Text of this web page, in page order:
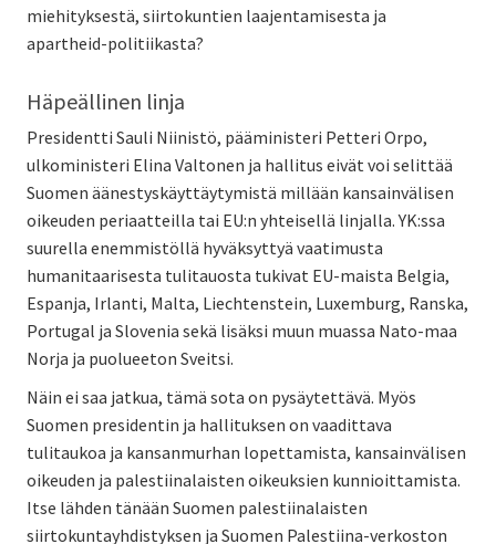
miehityksestä, siirtokuntien laajentamisesta ja
apartheid-politiikasta?
Häpeällinen linja
Presidentti Sauli Niinistö, pääministeri Petteri Orpo,
ulkoministeri Elina Valtonen ja hallitus eivät voi selittää
Suomen äänestyskäyttäytymistä millään kansainvälisen
oikeuden periaatteilla tai EU:n yhteisellä linjalla. YK:ssa
suurella enemmistöllä hyväksyttyä vaatimusta
humanitaarisesta tulitauosta tukivat EU-maista Belgia,
Espanja, Irlanti, Malta, Liechtenstein, Luxemburg, Ranska,
Portugal ja Slovenia sekä lisäksi muun muassa Nato-maa
Norja ja puolueeton Sveitsi.
Näin ei saa jatkua, tämä sota on pysäytettävä. Myös
Suomen presidentin ja hallituksen on vaadittava
tulitaukoa ja kansanmurhan lopettamista, kansainvälisen
oikeuden ja palestiinalaisten oikeuksien kunnioittamista.
Itse lähden tänään Suomen palestiinalaisten
siirtokuntayhdistyksen ja Suomen Palestiina-verkoston